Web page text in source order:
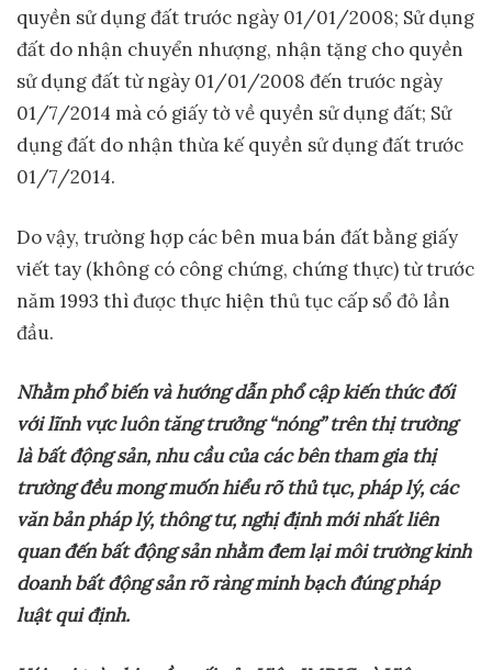
quyền sử dụng đất trước ngày 01/01/2008; Sử dụng
đất do nhận chuyển nhượng, nhận tặng cho quyền
sử dụng đất từ ngày 01/01/2008 đến trước ngày
01/7/2014 mà có giấy tờ về quyền sử dụng đất; Sử
dụng đất do nhận thừa kế quyền sử dụng đất trước
01/7/2014.
Do vậy, trường hợp các bên mua bán đất bằng giấy
viết tay (không có công chứng, chứng thực) từ trước
năm 1993 thì được thực hiện thủ tục cấp sổ đỏ lần
đầu.
Nhằm phổ biến và hướng dẫn phổ cập kiến thứcđối
với lĩnh vực luôn tăng trưởng “nóng” trên thị trường
là bất động sản, nhu cầu của các bên tham gia thị
trường đều mong muốn hiểu rõ thủ tục, pháp lý, các
văn bản pháp lý, thông tư, nghị định mới nhất liên
quan đến bất động sản nhằm đem lại môi trường kinh
doanh bất động sản rõ ràng minh bạch đúng pháp
luật qui định.